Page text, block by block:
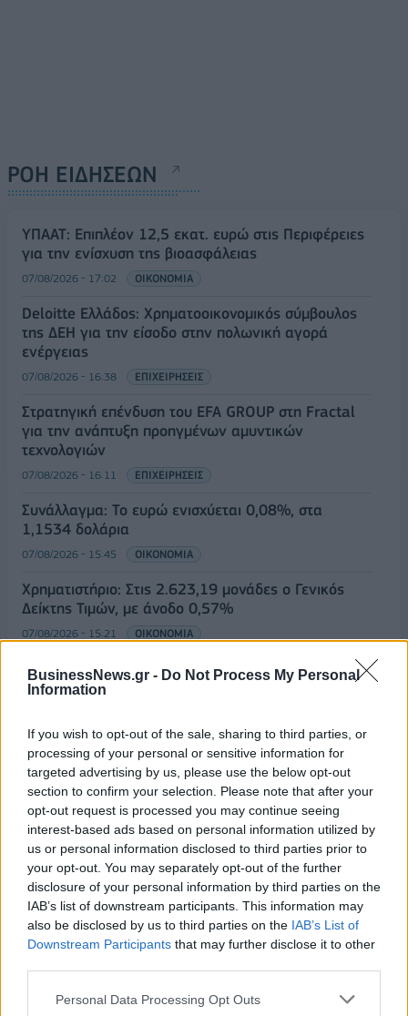
BusinessNews.gr - Do Not Process My Personal
Information
If you wish to opt-out of the sale, sharing to third parties, or
processing of your personal or sensitive information for
targeted advertising by us, please use the below opt-out
section to confirm your selection. Please note that after your
opt-out request is processed you may continue seeing
interest-based ads based on personal information utilized by
us or personal information disclosed to third parties prior to
your opt-out. You may separately opt-out of the further
disclosure of your personal information by third parties on the
IAB’s list of downstream participants. This information may
also be disclosed by us to third parties on the IAB’s List of
Downstream Participants that may further disclose it to other
Personal Data Processing Opt Outs
ΡΟΗ ΕΙΔΗΣΕΩΝ
ΥΠΑΑΤ: Επιπλέον 12,5 εκατ. ευρώ στις Περιφέρειες
για την ενίσχυση της βιοασφάλειας
07/08/2026 - 17:02 ΟΙΚΟΝΟΜΙΑ
Deloitte Ελλάδος: Χρηματοοικονομικός σύμβουλος
της ΔΕΗ για την είσοδο στην πολωνική αγορά
ενέργειας
07/08/2026 - 16:38 ΕΠΙΧΕΙΡΗΣΕΙΣ
Στρατηγική επένδυση του EFA GROUP στη Fractal
για την ανάπτυξη προηγμένων αμυντικών
τεχνολογιών
07/08/2026 - 16:11 ΕΠΙΧΕΙΡΗΣΕΙΣ
Συνάλλαγμα: Το ευρώ ενισχύεται 0,08%, στα
1,1534 δολάρια
07/08/2026 - 15:45 ΟΙΚΟΝΟΜΙΑ
Χρηματιστήριο: Στις 2.623,19 μονάδες ο Γενικός
Δείκτης Τιμών, με άνοδο 0,57%
07/08/2026 - 15:21 ΟΙΚΟΝΟΜΙΑ
Νέο κύμα καύσωνα στην Ευρώπη – Θερμοκρασίες
άνω των 40°C σε Ιταλία, Ισπανία και Βαλκάνια
Fourlis: Συμφωνία για την πώληση συμμετοχής στο
Sofia South Ring Mall έναντι 49,35 εκατ. ευρώ
07/08/2026 - 14:39 ΕΠΙΧΕΙΡΗΣΕΙΣ
ΥΠΠΟ: Επιχορηγήσεις 1.106.000 ευρώ για την
ενίσχυση των Πολυθεματικών Φεστιβάλ σε όλη την
Ελλάδα
07/08/2026 - 14:34 ΟΙΚΟΝΟΜΙΑ
Άρειος Πάγος- Ε. Μπακέλας: Δεν ανασύρεται από το
αρχείο η υπόθεση των υποκλοπών
07/08/2026 - 14:11 ΕΛΛΑΔΑ
Σαουδική Αραβία, Τουρκία και Πακιστάν